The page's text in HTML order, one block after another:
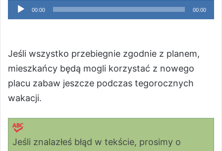
Odtwarzacz
plików
00:00 00:00
Jeśli wszystko przebiegnie zgodnie z planem,
mieszkańcy będą mogli korzystać z nowego
placu zabaw jeszcze podczas tegorocznych
wakacji.
Jeśli znalazłeś błąd w tekście, prosimy o